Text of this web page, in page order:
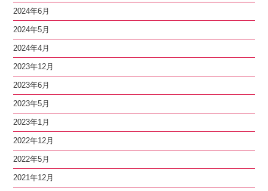
2024年6月
2024年5月
2024年4月
2023年12月
2023年6月
2023年5月
2023年1月
2022年12月
2022年5月
2021年12月